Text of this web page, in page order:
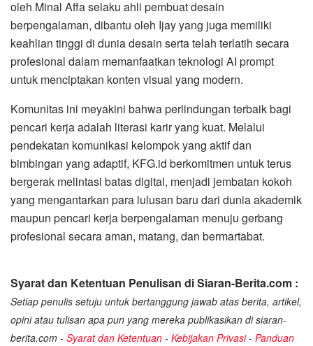
oleh Minal Affa selaku ahli pembuat desain
berpengalaman, dibantu oleh Ijay yang juga memiliki
keahlian tinggi di dunia desain serta telah terlatih secara
profesional dalam memanfaatkan teknologi AI prompt
untuk menciptakan konten visual yang modern.
​Komunitas ini meyakini bahwa perlindungan terbaik bagi
pencari kerja adalah literasi karir yang kuat. Melalui
pendekatan komunikasi kelompok yang aktif dan
bimbingan yang adaptif, KFG.id berkomitmen untuk terus
bergerak melintasi batas digital, menjadi jembatan kokoh
yang mengantarkan para lulusan baru dari dunia akademik
maupun pencari kerja berpengalaman menuju gerbang
profesional secara aman, matang, dan bermartabat.
Syarat dan Ketentuan Penulisan di Siaran-Berita.com :
Setiap penulis setuju untuk bertanggung jawab atas berita, artikel,
opini atau tulisan apa pun yang mereka publikasikan di siaran-
berita.com - Syarat dan Ketentuan - Kebijakan Privasi- Panduan